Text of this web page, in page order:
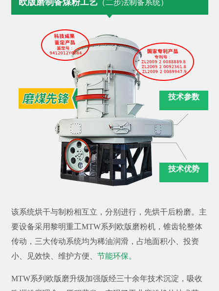
（二步法制备系统）
技术参数
技术优势
该系统烘干与制粉相互立，分别进行，先烘干后粉磨。主
要设备采用黎明重工MTW系列欧版磨粉机，锥齿轮整体
传动，三大传动系统均为稀油润滑，占地面积小、投资
小、见效快、维护方便、 节能环保。
MTW系列欧版磨升级加强版经三十余年技术沉淀，吸收